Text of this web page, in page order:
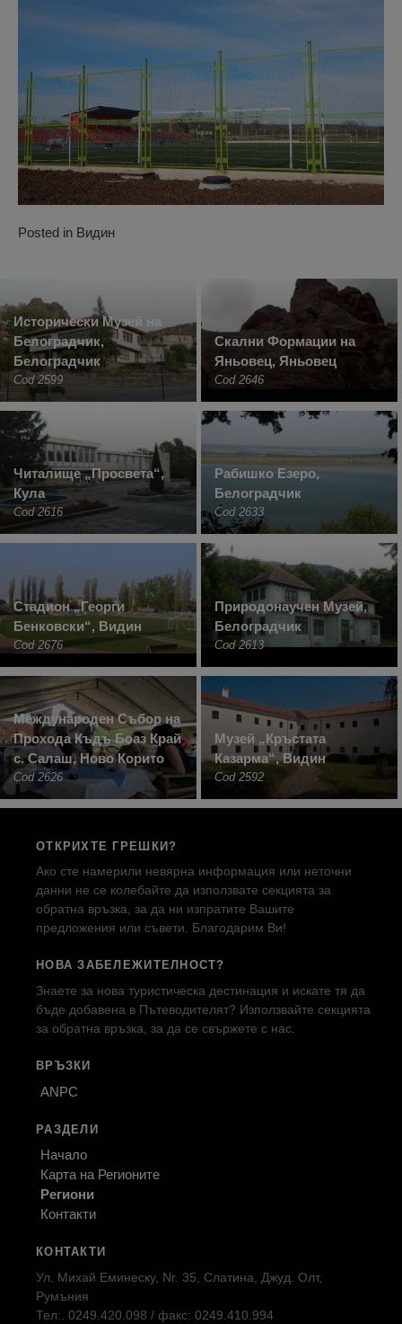
Posted in Видин
Исторически Музей на
Белоградчик,
Белоградчик
Cod 2599
Скални Формации на
Яньовец, Яньовец
Cod 2646
Читалище „Просвета“,
Кула
Cod 2616
Рабишко Езеро,
Белоградчик
Cod 2633
Стадион „Георги
Бенковски“, Видин
Cod 2676
Природонаучен Музей,
Белоградчик
Cod 2613
Международен Събор на
Прохода Къдъ Боаз Край
с. Салаш, Ново Корито
Cod 2626
Музей „Кръстата
Казарма“, Видин
Cod 2592
ОТКРИХТЕ ГРЕШКИ?
Ако сте намерили невярна информация или неточни
данни не се колебайте да използвате секцията за
обратна връзка, за да ни изпратите Вашите
предложения или съвети. Благодарим Ви!
НОВА ЗАБЕЛЕЖИТЕЛНОСТ?
Знаете за нова туристическа дестинация и искате тя да
бъде добавена в Пътеводителят? Използвайте секцията
за обратна връзка, за да се свържете с нас.
ВРЪЗКИ
ANPC
РАЗДЕЛИ
Начало
Карта на Регионите
Региони
Контакти
КОНТАКТИ
Ул. Михай Еминеску, Nr. 35, Слатина, Джуд. Олт,
Румъния
Тел:. 0249.420.098 / факс: 0249.410.994